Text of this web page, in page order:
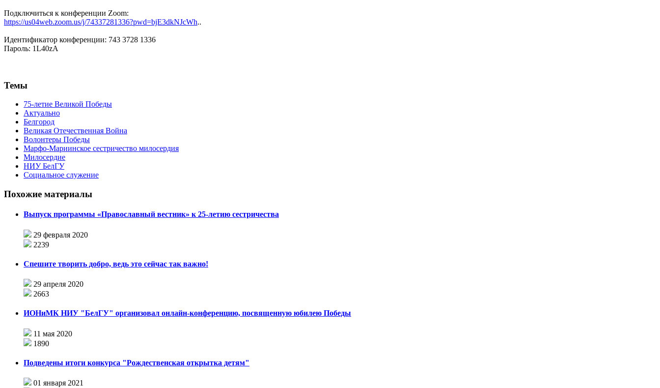
Подключиться к конференции Zoom:
https://us04web.zoom.us/j/74337281336?pwd=bjE3dkNJcWh..
Идентификатор конференции: 743 3728 1336
Пароль: 1L40zA
Темы
75-летие Великой Победы
Актуально
Белгород
Великая Отечественная Война
Волонтеры Победы
Марфо-Мариинское сестричество милосердия
Милосердие
НИУ БелГУ
Социальное служение
Похожие материалы
Выпуск программы «Православный вестник» к 25-летию сестричества
29 февраля 2020
2239
Спешите творить добро, ведь это сейчас так важно!
29 апреля 2020
2663
ИОНиМК НИУ "БелГУ" организовал онлайн-конференцию, посвященную юбилею Победы
11 мая 2020
1890
Подведены итоги конкурса "Рождественская открытка детям"
01 января 2021